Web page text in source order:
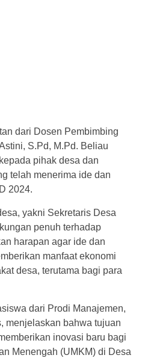
dari Dosen Pembimbing
S.Pd, M.Pd. Beliau
pihak desa dan
telah menerima ide dan
2024.
yakni Sekretaris Desa
penuh terhadap
harapan agar ide dan
manfaat ekonomi
desa, terutama bagi para
dari Prodi Manajemen,
menjelaskan bahwa tujuan
inovasi baru bagi
Menengah (UMKM) di Desa